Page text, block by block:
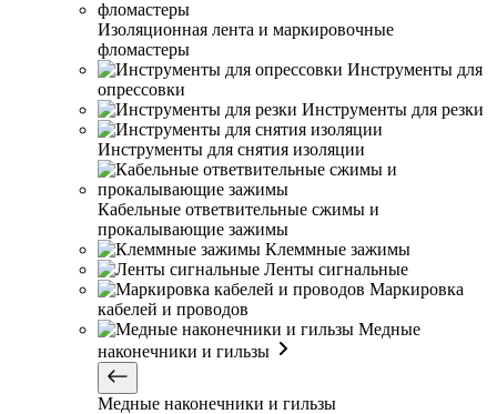
Изоляционная лента и маркировочные
фломастеры
Инструменты для
опрессовки
Инструменты для резки
Инструменты для снятия изоляции
Кабельные ответвительные сжимы и
прокалывающие зажимы
Клеммные зажимы
Ленты сигнальные
Маркировка
кабелей и проводов
Медные
наконечники и гильзы
Медные наконечники и гильзы